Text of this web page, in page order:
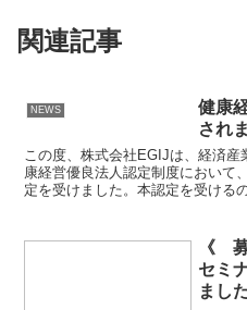
関連記事
NEWS
健康
され
この度、株式会社EGIJは、経済
康経営優良法人認定制度において
定を受けました。本認定を受ける
す。健康経営優良法人認定制度と
《
セミ
まし